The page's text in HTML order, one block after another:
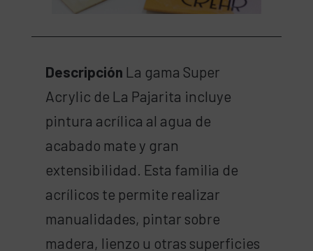
Descripción La gama Super
Acrylic de La Pajarita incluye
pintura acrílica al agua de
acabado mate y gran
extensibilidad. Esta familia de
acrílicos te permite realizar
manualidades, pintar sobre
madera, lienzo u otras superficies